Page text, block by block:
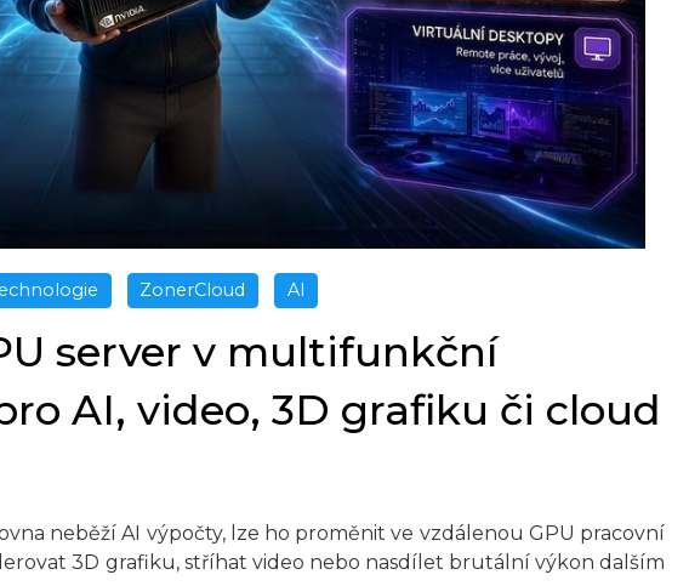
ZonerCloud AI
server v multifunkční
AI, video, 3D grafiku či cloud
neběží AI výpočty, lze ho proměnit ve vzdálenou GPU pracovní
3D grafiku, stříhat video nebo nasdílet brutální výkon dalším